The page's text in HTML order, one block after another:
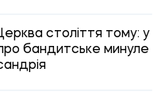
століття тому: у
бандитське минуле